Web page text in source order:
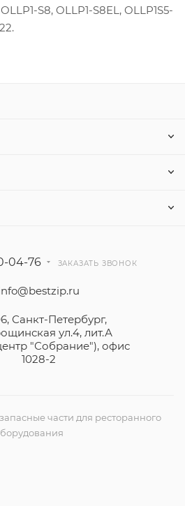
S8, OLLP1-S8EL, OLLP1S5-
04-76 ЗАКАЗАТЬ ЗВОНОК
Санкт-Петербург,
ул.4, лит.А
"Собрание"), офис
1028-2
части для ресторанного